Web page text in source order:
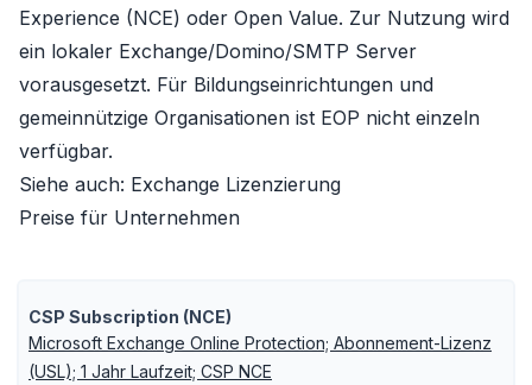
Experience (NCE) oder Open Value. Zur Nutzung wird
ein lokaler Exchange/Domino/SMTP Server
vorausgesetzt. Für Bildungseinrichtungen und
gemeinnützige Organisationen ist EOP nicht einzeln
verfügbar.
Siehe auch: Exchange Lizenzierung
Preise für Unternehmen
CSP Subscription (NCE)
Microsoft Exchange Online Protection; Abonnement-Lizenz
(USL); 1 Jahr Laufzeit; CSP NCE